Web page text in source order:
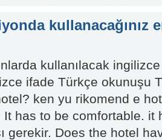
kullanacağınız
kullanılacak
ifade Türkçe okunuşu
ken yu rikomend e
has to be comfortable. it
gerekir. Does the hotel